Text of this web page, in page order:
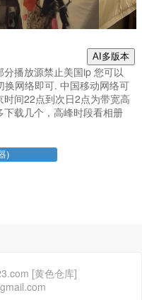
AI多版本
播放源禁止美国ip 您可以
网络即可. 中国移动网络可
间22点到次日2点为带宽高
载几个，高峰时段看相册
[黄色仓库]